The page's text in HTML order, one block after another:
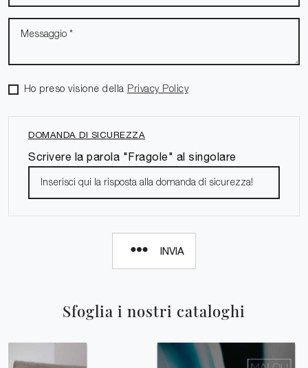
Sfoglia i nostri cataloghi
Ho preso visione della Privacy Policy
DOMANDA DI SICUREZZA
Scrivere la parola "Fragole" al singolare
INVIA